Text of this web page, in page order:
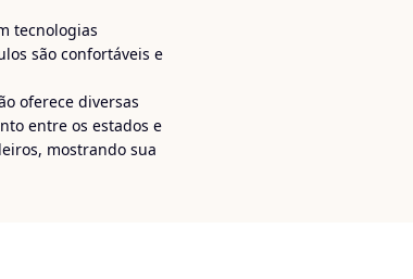
tecnologias
são confortáveis e
oferece diversas
entre os estados e
mostrando sua